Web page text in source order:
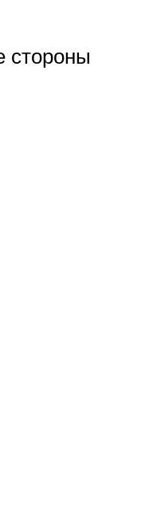
стороны